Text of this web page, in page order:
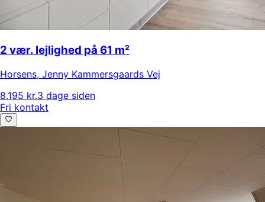
2 vær. lejlighed på 61 m²
Horsens, Jenny Kammersgaards Vej
8.195 kr.3 dage siden
Fri kontakt